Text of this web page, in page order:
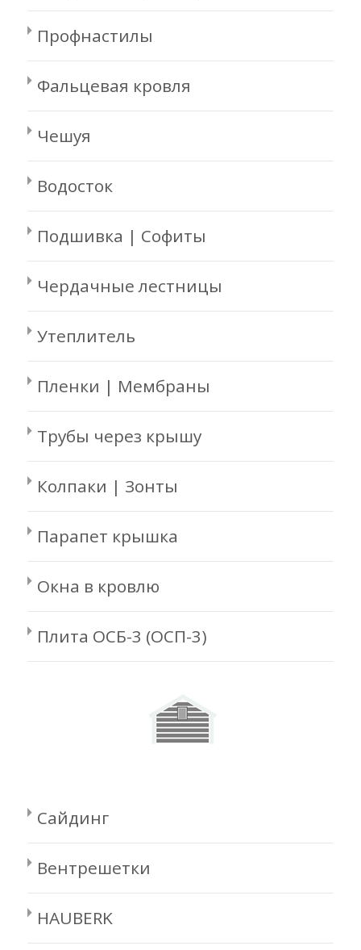
Профнастилы
Фальцевая кровля
Чешуя
Водосток
Подшивка | Софиты
Чердачные лестницы
Утеплитель
Пленки | Мембраны
Трубы через крышу
Колпаки | Зонты
Парапет крышка
Окна в кровлю
Плита ОСБ-3 (ОСП-3)
Сайдинг
Вентрешетки
HAUBERK